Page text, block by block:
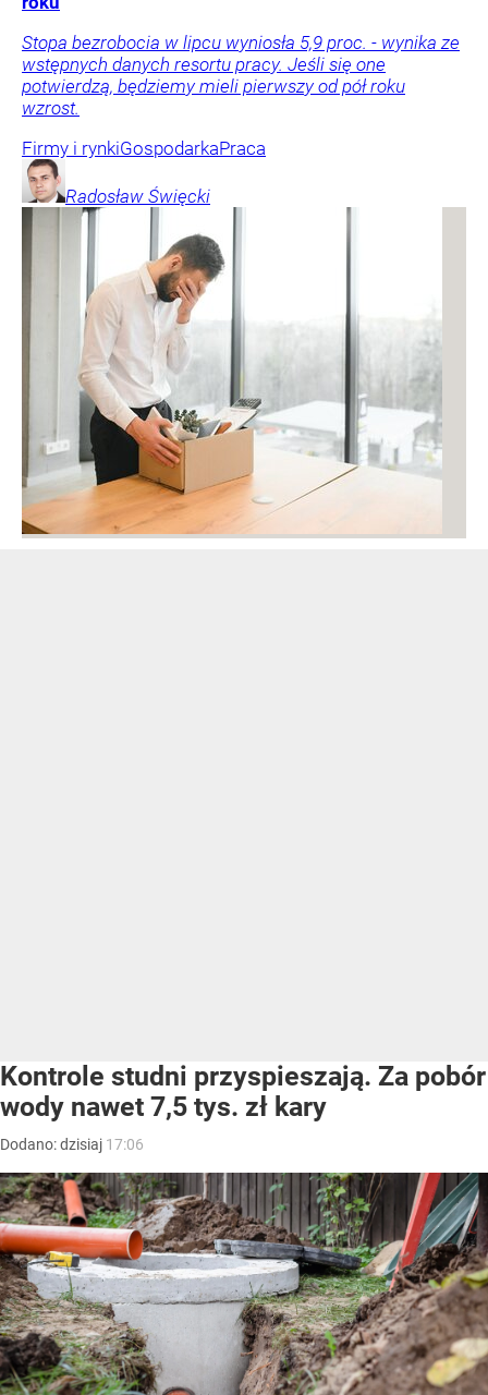
Stopa bezrobocia w lipcu wyniosła 5,9 proc. - wynika ze
wstępnych danych resortu pracy. Jeśli się one
potwierdzą, będziemy mieli pierwszy od pół roku
wzrost.
Firmy i rynkiGospodarkaPraca
Radosław Święcki
Kontrole studni przyspieszają. Za pobór
wody nawet 7,5 tys. zł kary
Dodano:dzisiaj 17:06